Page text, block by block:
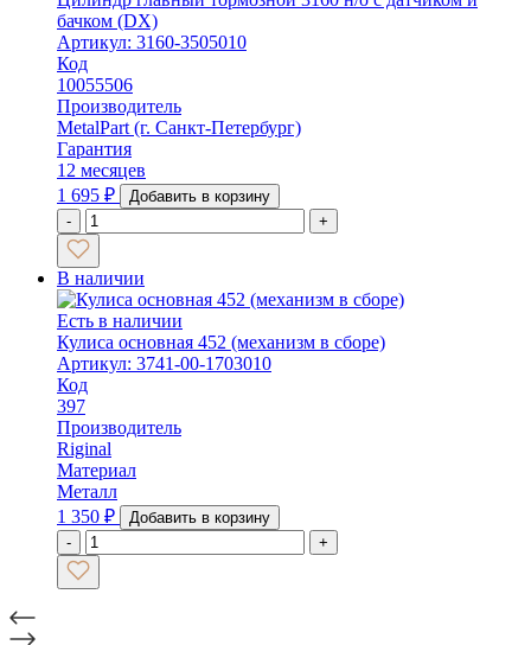
бачком (DХ)
Артикул: 3160-3505010
Код
10055506
Производитель
MetalPart (г. Санкт-Петербург)
Гарантия
12 месяцев
1 695 ₽
Добавить в корзину
-
+
В наличии
Есть в наличии
Кулиса основная 452 (механизм в сборе)
Артикул: 3741-00-1703010
Код
397
Производитель
Riginal
Материал
Металл
1 350 ₽
Добавить в корзину
-
+